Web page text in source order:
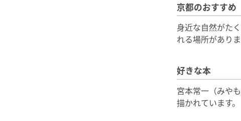
京都のおすすめ
身近な自然がた
れる場所がありま
好きな本
宮本常一（みや
描かれています。